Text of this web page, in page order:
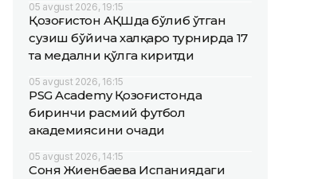
05 avgust 2026, 19:15
Қозоғистон АҚШда бўлиб ўтган
сузиш бўйича халқаро турнирда 17
та медални қўлга киритди
05 avgust 2026, 16:15
PSG Academy Қозоғистонда
биринчи расмий футбол
академиясини очади
05 avgust 2026, 14:15
Соня Жиенбаева Испаниядаги